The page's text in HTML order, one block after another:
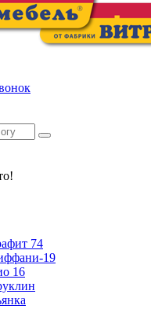
74
19
16